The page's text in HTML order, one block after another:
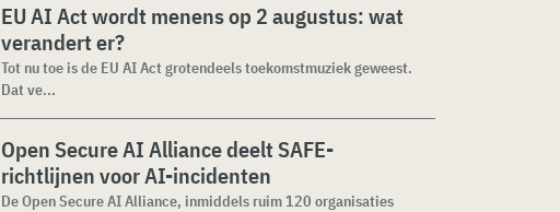
EU AI Act wordt menens op 2 augustus: wat
verandert er?
Tot nu toe is de EU AI Act grotendeels toekomstmuziek geweest.
Dat ve...
Open Secure AI Alliance deelt SAFE-
richtlijnen voor AI-incidenten
De Open Secure AI Alliance, inmiddels ruim 120 organisaties